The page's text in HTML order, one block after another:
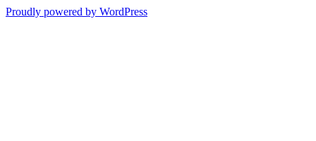
Proudly powered by WordPress